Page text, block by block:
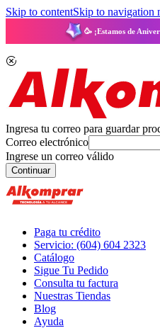
Skip to contentSkip to navigation
🥳 ¡Estamos de
Ingresa tu correo para guardar
Correo electrónico
Ingrese un correo válido
Continuar
Paga tu crédito
Servicio: (604) 604 2323
Catálogo
Sigue Tu Pedido
Consulta tu factura
Nuestras Tiendas
Blog
Ayuda